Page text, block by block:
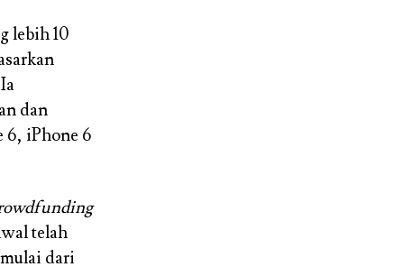
lebih 10
dan
6, iPhone 6
telah
dari